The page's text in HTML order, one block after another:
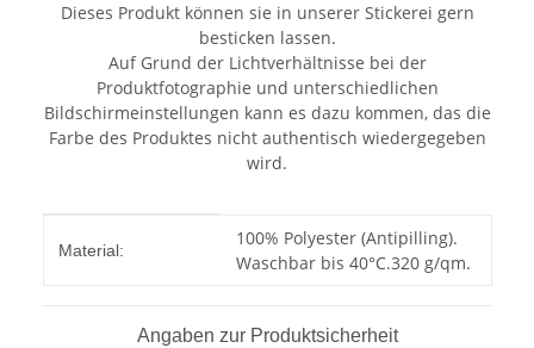
Dieses Produkt können sie in unserer Stickerei gern
besticken lassen.
Auf Grund der Lichtverhältnisse bei der
Produktfotographie und unterschiedlichen
Bildschirmeinstellungen kann es dazu kommen, das die
Farbe des Produktes nicht authentisch wiedergegeben
wird.
Material:
100% Polyester (Antipilling).
Waschbar bis 40°C.320 g/qm.
Angaben zur Produktsicherheit